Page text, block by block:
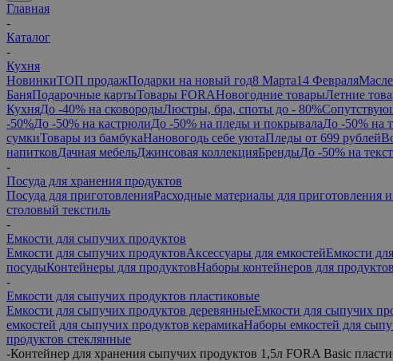
Главная
-
Каталог
-
Кухня
НовинкиТОП продажПодарки на новый год8 Марта14 Февраля
БаняПодарочные картыТовары FORAНовогодние товарыЛетние
КухняДо -40% на сковородыЛюстры, бра, споты до - 80%
-50%До -50% на кастрюлиДо -50% на пледы и покрывалаДо -50% на
сумкиТовары из бамбукаНановогодь себе уютаПледы от 699 рублей
напитковДачная мебельДжинсовая коллекцияБрендыДо -50% на
-
Посуда для хранения продуктов
Посуда для приготовленияРасходные материалы для приготовления
столовый текстиль
-
Емкости для сыпучих продуктов
Емкости для сыпучих продуктовАксессуары для емкостейЕмкости
посудыКонтейнеры для продуктовНаборы контейнеров для продуктов
-
Емкости для сыпучих продуктов пластиковые
Емкости для сыпучих продуктов деревянныеЕмкости для сыпучих
емкостей для сыпучих продуктов керамикаНаборы емкостей для
продуктов стеклянные
-Контейнер для хранения сыпучих продуктов 1,5л FORA Basic